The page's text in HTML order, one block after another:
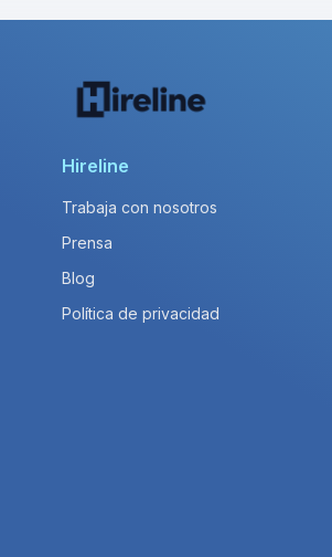
Hireline
Trabaja con nosotros
Prensa
Blog
Política de privacidad